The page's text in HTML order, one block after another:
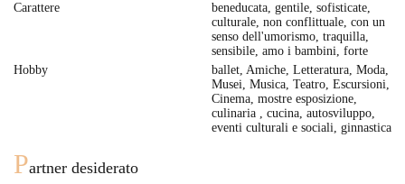
Carattere
beneducata, gentile, sofisticate,
culturale, non conflittuale, con un
senso dell'umorismo, traquilla,
sensibile, amo i bambini, forte
Hobby
ballet, Amiche, Letteratura, Moda,
Musei, Musica, Teatro, Escursioni,
Cinema, mostre esposizione,
culinaria , cucina, autosviluppo,
eventi culturali e sociali, ginnastica
Partner desiderato